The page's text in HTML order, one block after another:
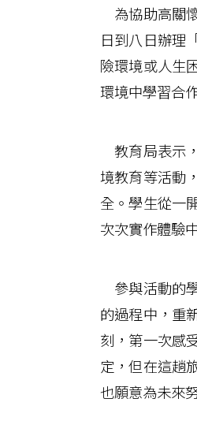
為協助高關
日到八日辦理
險環境或人生
環境中學習合
教育局表示
境教育等活動
全。學生從一
次次實作體驗
參與活動的
的過程中，重
刻，第一次感
定，但在這趟
也願意為未來